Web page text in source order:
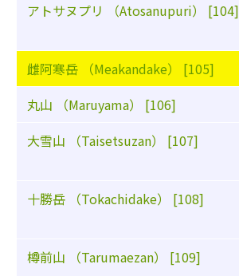
アトサヌプリ （Atosanupuri） [104]
雌阿寒岳 （Meakandake） [105]
丸山 （Maruyama） [106]
大雪山 （Taisetsuzan） [107]
十勝岳 （Tokachidake） [108]
樽前山 （Tarumaezan） [109]